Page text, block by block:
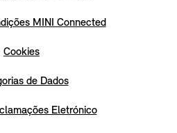
MINI Connected
Cookies
de Dados
Eletrónico